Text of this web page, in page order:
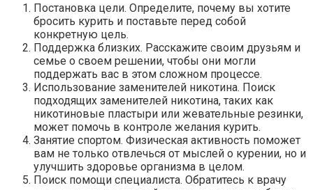
Постановка цели. Определите, почему вы хотите
бросить курить и поставьте перед собой
конкретную цель.
Поддержка близких. Расскажите своим друзьям и
семье о своем решении, чтобы они могли
поддержать вас в этом сложном процессе.
Использование заменителей никотина. Поиск
подходящих заменителей никотина, таких как
никотиновые пластыри или жевательные резинки,
может помочь в контроле желания курить.
Занятие спортом. Физическая активность поможет
вам не только отвлечься от мыслей о курении, но и
улучшить здоровье организма в целом.
Поиск помощи специалиста. Обратитесь к врачу